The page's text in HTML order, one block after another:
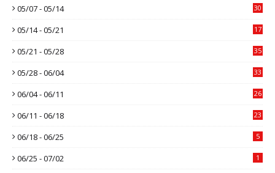
05/07 - 05/14 30
05/14 - 05/21 17
05/21 - 05/28 35
05/28 - 06/04 33
06/04 - 06/11 26
06/11 - 06/18 23
06/18 - 06/25 5
06/25 - 07/02 1